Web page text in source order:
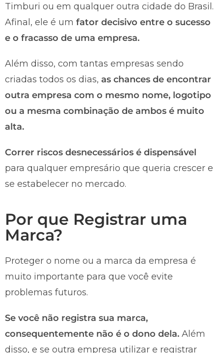
Timburi ou em qualquer outra cidade do Brasil.
Afinal, ele é um fator decisivo entre o sucesso
e o fracasso de uma empresa.
Além disso, com tantas empresas sendo
criadas todos os dias, as chances de encontrar
outra empresa com o mesmo nome, logotipo
ou a mesma combinação de ambos é muito
alta.
Correr riscos desnecessários é dispensável
para qualquer empresário que queria crescer e
se estabelecer no mercado.
Por que Registrar uma
Marca?
Proteger o nome ou a marca da empresa é
muito importante para que você evite
problemas futuros.
Se você não registra sua marca,
consequentemente não é o dono dela. Além
disso, e se outra empresa utilizar e registrar